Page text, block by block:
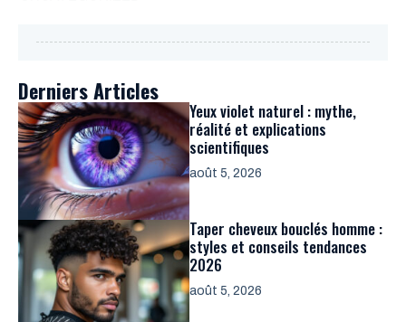
Derniers Articles
Yeux violet naturel : mythe,
réalité et explications
scientifiques
août 5, 2026
Taper cheveux bouclés homme :
styles et conseils tendances
2026
août 5, 2026